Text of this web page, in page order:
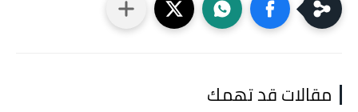
مقالات قد تهمك